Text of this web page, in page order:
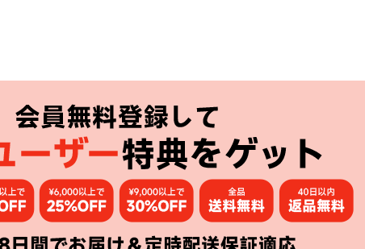
アプリ